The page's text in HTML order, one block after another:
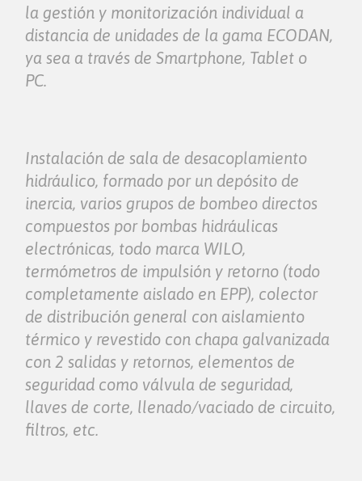
la gestión y monitorización individual a
distancia de unidades de la gama ECODAN,
ya sea a través de Smartphone, Tablet o
PC.
Instalación de sala de desacoplamiento
hidráulico, formado por un depósito de
inercia, varios grupos de bombeo directos
compuestos por bombas hidráulicas
electrónicas, todo marca WILO,
termómetros de impulsión y retorno (todo
completamente aislado en EPP), colector
de distribución general con aislamiento
térmico y revestido con chapa galvanizada
con 2 salidas y retornos, elementos de
seguridad como válvula de seguridad,
llaves de corte, llenado/vaciado de circuito,
filtros, etc.